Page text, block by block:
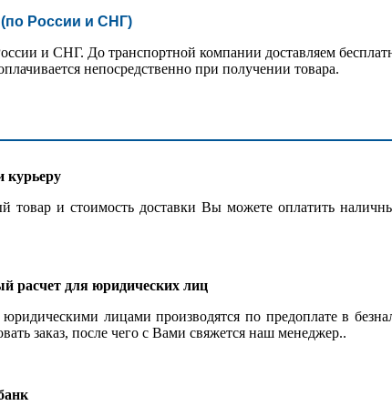
России и СНГ)
и СНГ. До транспортной компании доставляем
непосредственно при получении товара.
курьеру
товар и стоимость доставки Вы можете оплатить
расчет для юридических лиц
лицами производятся по предоплате в
заказ, после чего с Вами свяжется наш менеджер..